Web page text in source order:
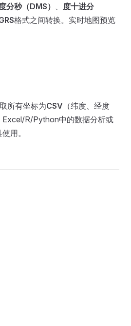
分秒（DMS） 、 度十进分
格式之间转换。实时地图预览
所有坐标为CSV （纬度、经度
Excel/R/Python中的数据分析或
用。